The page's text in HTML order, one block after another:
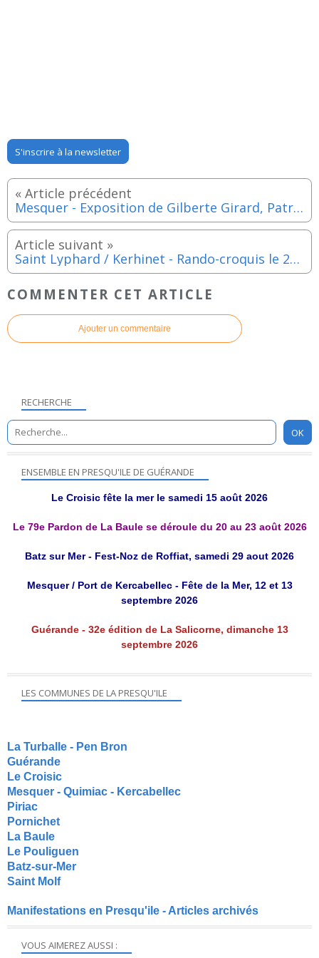
S'inscrire à la newsletter
Mesquer - Exposition de Gilberte Girard, Patricia Nik-Dad et Elisabeth Paoletti à la Maison du Patrimoine du 20 mai au 1er juin 2021
Saint Lyphard / Kerhinet - Rando-croquis le 20 mai 2021
COMMENTER CET ARTICLE
Ajouter un commentaire
RECHERCHE
VOUS AIMEREZ AUSSI :
ENSEMBLE EN PRESQU'ILE DE GUÉRANDE
Le Croisic fête la mer le samedi 15 août 2026
Le 79e Pardon de La Baule se déroule du 20 au 23 août 2026
Batz sur Mer - Fest-Noz de Roffiat, samedi 29 aout 2026
Mesquer / Port de Kercabellec - Fête de la Mer, 12 et 13
septembre 2026
Guérande - 32e édition de La Salicorne, dimanche 13
septembre 2026
LES COMMUNES DE LA PRESQU'ILE
La Turballe - Pen Bron
Guérande
Le Croisic
Mesquer - Quimiac - Kercabellec
Piriac
Pornichet
La Baule
Le Pouliguen
Batz-sur-Mer
Saint Molf
Manifestations en Presqu'ile - Articles archivés